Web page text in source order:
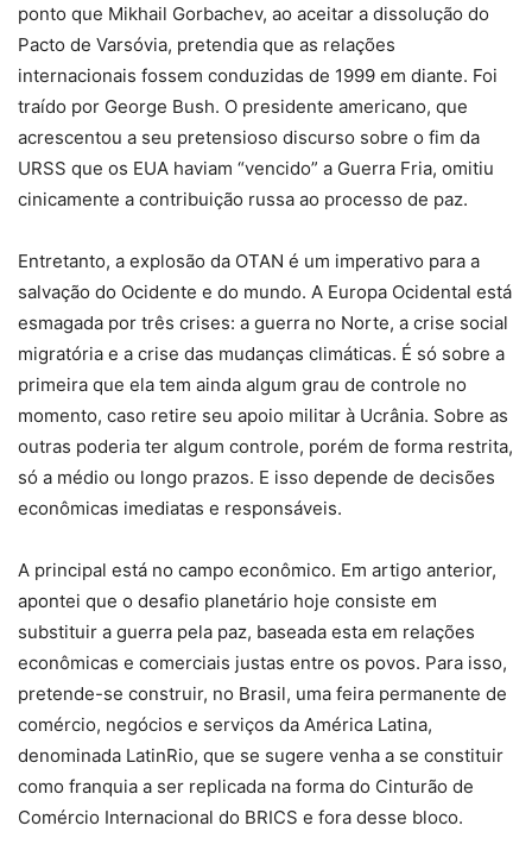
ponto que Mikhail Gorbachev, ao aceitar a dissolução do
Pacto de Varsóvia, pretendia que as relações
internacionais fossem conduzidas de 1999 em diante. Foi
traído por George Bush. O presidente americano, que
acrescentou a seu pretensioso discurso sobre o fim da
URSS que os EUA haviam “vencido” a Guerra Fria, omitiu
cinicamente a contribuição russa ao processo de paz.
Entretanto, a explosão da OTAN é um imperativo para a
salvação do Ocidente e do mundo. A Europa Ocidental está
esmagada por três crises: a guerra no Norte, a crise social
migratória e a crise das mudanças climáticas. É só sobre a
primeira que ela tem ainda algum grau de controle no
momento, caso retire seu apoio militar à Ucrânia. Sobre as
outras poderia ter algum controle, porém de forma restrita,
só a médio ou longo prazos. E isso depende de decisões
econômicas imediatas e responsáveis.
A principal está no campo econômico. Em artigo anterior,
apontei que o desafio planetário hoje consiste em
substituir a guerra pela paz, baseada esta em relações
econômicas e comerciais justas entre os povos. Para isso,
pretende-se construir, no Brasil, uma feira permanente de
comércio, negócios e serviços da América Latina,
denominada LatinRio, que se sugere venha a se constituir
como franquia a ser replicada na forma do Cinturão de
Comércio Internacional do BRICS e fora desse bloco.